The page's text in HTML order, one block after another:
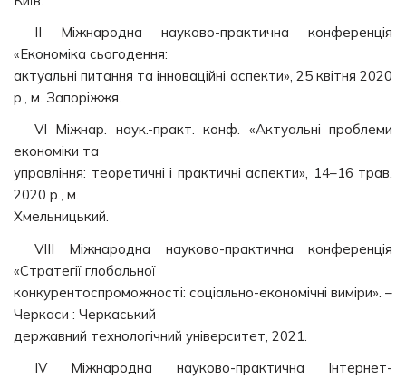
ІІ Міжнародна науково-практична конференція
«Економіка сьогодення:
актуальні питання та інноваційні аспекти», 25 квітня 2020
р., м. Запоріжжя.
VI Міжнар. наук.-практ. конф. «Актуальні проблеми
економіки та
управління: теоретичні і практичні аспекти», 14–16 трав.
2020 р., м.
Хмельницький.
VIII Міжнародна науково-практична конференція
«Стратегії глобальної
конкурентоспроможності: соціально-економічні виміри». –
Черкаси : Черкаський
державний технологічний університет, 2021.
ІV Міжнародна науково-практична Інтернет-